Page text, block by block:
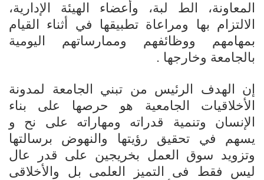
المعاونة، الط لبة، وأعضاء الهيئة الإدارية،
الالتزام بها ومراعاة تطبيقها في أثناء القيام
بمهامهم ووظائفهم وممارساتهم اليومية
بالجامعة وخارجها .
إن الهدف الرئيس من تبني الجامعة لمدونة
الأخلاقيات الجامعية هو حرصها على بناء
الإنسان وتنمية قدراته ومهاراته على نح و
يسهم في تحقيق رؤيتها والنهوض برسالتها
وتزويد سوق العمل بخريجين على قدر عال
ليس فقط فى التميز العلمى بل والأخلاقى